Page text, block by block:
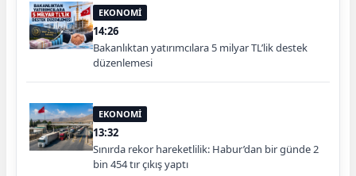
EKONOMİ
14:26
Bakanlıktan yatırımcılara 5 milyar TL’lik destek
düzenlemesi
EKONOMİ
13:32
Sınırda rekor hareketlilik: Habur’dan bir günde 2
bin 454 tır çıkış yaptı